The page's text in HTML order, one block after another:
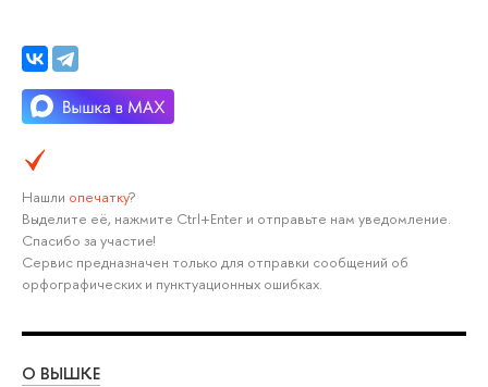
Нашли опечатку?
Выделите её, нажмите Ctrl+Enter и отправьте нам уведомление.
Спасибо за участие!
Сервис предназначен только для отправки сообщений об
орфографических и пунктуационных ошибках.
О ВЫШКЕ